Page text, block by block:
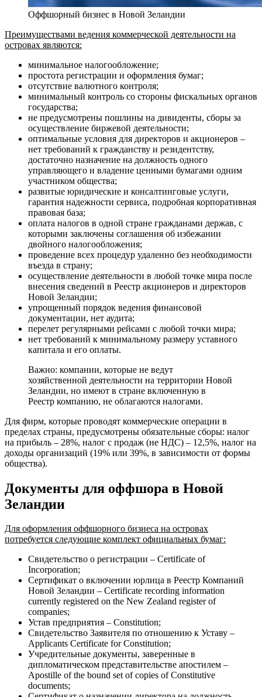
Оффшорный бизнес в Новой Зеландии
Преимуществами ведения коммерческой деятельности на
островах являются:
минимальное налогообложение;
простота регистрации и оформления бумаг;
отсутствие валютного контроля;
минимальный контроль со стороны фискальных органов
государства;
не предусмотрены пошлины на дивиденты, сборы за
осуществление биржевой деятельности;
оптимальные условия для директоров и акционеров –
нет требований к гражданству и резидентству,
достаточно назначение на должность одного
управляющего и владение ценными бумагами одним
участником общества;
развитые юридические и консалтинговые услуги,
гарантия надежности сервиса, подробная корпоративная
правовая база;
оплата налогов в одной стране гражданами держав, с
которыми заключены соглашения об избежании
двойного налогообложения;
проведение всех процедур удаленно без необходимости
въезда в страну;
осуществление деятельности в любой точке мира после
внесения сведений в Реестр акционеров и директоров
Новой Зеландии;
упрощенный порядок ведения финансовой
документации, нет аудита;
перелет регулярными рейсами с любой точки мира;
нет требований к минимальному размеру уставного
капитала и его оплаты.
Важно: компании, которые не ведут
хозяйственной деятельности на территории Новой
Зеландии, но имеют в стране включенную в
Реестр компанию, не облагаются налогами.
Для фирм, которые проводят коммерческие операции в
пределах страны, предусмотрены обязательные сборы: налог
на прибыль – 28%, налог с продаж (не НДС) – 12,5%, налог на
доходы организаций (19% или 39%, в зависимости от формы
общества).
Документы для оффшора в Новой
Зеландии
Для оформления оффшорного бизнеса на островах
потребуется следующие комплект официальных бумаг:
Свидетельство о регистрации – Certificate of
Incorporation;
Сертификат о включении юрлица в Реестр Компаний
Новой Зеландии – Certificate recording information
currently registered on the New Zealand register of
companies;
Устав предприятия – Constitution;
Свидетельство Заявителя по отношению к Уставу –
Applicants Certificate for Сonstitution;
Учредительные документы, заверенные в
дипломатическом представительстве апостилем –
Apostille of the bound set of copies of Сonstitutive
documents;